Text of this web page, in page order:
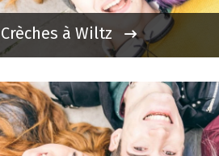
Crèches à Wiltz